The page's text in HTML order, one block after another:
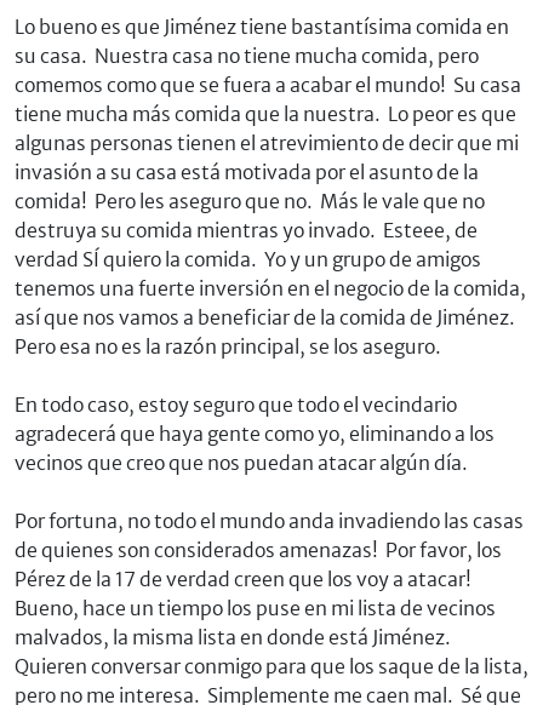
Lo bueno es que Jiménez tiene bastantísima comida en
su casa. Nuestra casa no tiene mucha comida, pero
comemos como que se fuera a acabar el mundo! Su casa
tiene mucha más comida que la nuestra. Lo peor es que
algunas personas tienen el atrevimiento de decir que mi
invasión a su casa está motivada por el asunto de la
comida! Pero les aseguro que no. Más le vale que no
destruya su comida mientras yo invado. Esteee, de
verdad SÍ quiero la comida. Yo y un grupo de amigos
tenemos una fuerte inversión en el negocio de la comida,
así que nos vamos a beneficiar de la comida de Jiménez.
Pero esa no es la razón principal, se los aseguro.
En todo caso, estoy seguro que todo el vecindario
agradecerá que haya gente como yo, eliminando a los
vecinos que creo que nos puedan atacar algún día.
Por fortuna, no todo el mundo anda invadiendo las casas
de quienes son considerados amenazas! Por favor, los
Pérez de la 17 de verdad creen que los voy a atacar!
Bueno, hace un tiempo los puse en mi lista de vecinos
malvados, la misma lista en donde está Jiménez.
Quieren conversar conmigo para que los saque de la lista,
pero no me interesa. Simplemente me caen mal. Sé que